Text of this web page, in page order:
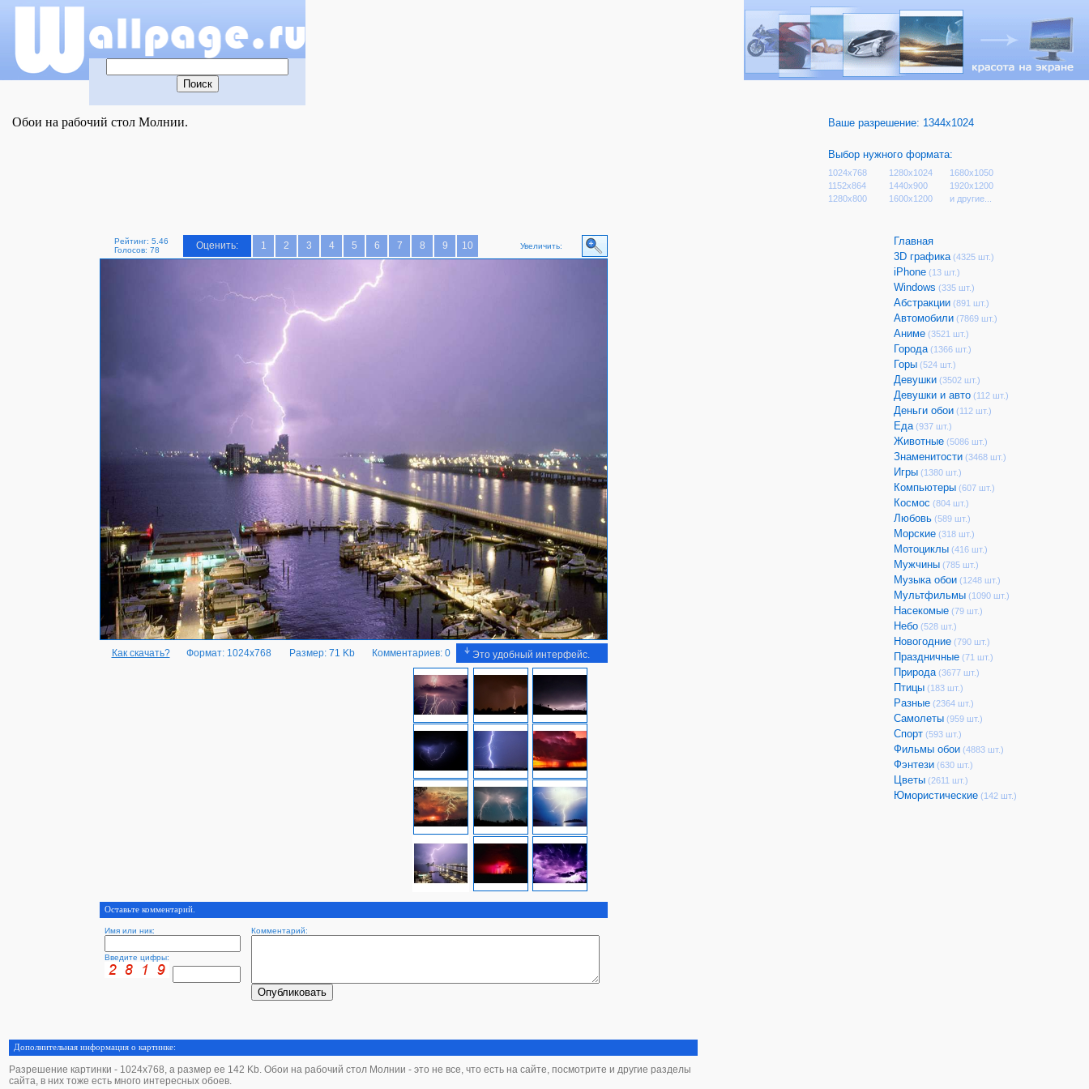
Обои на рабочий стол Молнии. Ваше разрешение: 1344x1024
Выбор нужного формата:
1024x768 1280x1024
1680x1050
1152x864
1440x900
1920x1200
1280x800
1600x1200 и другие...
Рейтинг: 5.46
Голосов: 78
Оценить: 1 2 3 4 5 6 7 8 9 10 Увеличить:
Как скачать? Формат: 1024x768 Размер: 71 Kb Комментариев: 0 Это удобный интерфейс.
Оставьте комментарий.
Имя или ник: Комментарий:
Введите цифры:
Дополнительная информация о картинке:
Разрешение картинки - 1024х768, а размер ее 142 Kb. Обои на рабочий стол Молнии - это не все, что есть на сайте, посмотрите и другие разделы
сайта, в них тоже есть много интересных обоев.
Главная
3D графика (4325 шт.)
iPhone (13 шт.)
Windows (335 шт.)
Абстракции (891 шт.)
Автомобили (7869 шт.)
Аниме (3521 шт.)
Города (1366 шт.)
Горы (524 шт.)
Девушки (3502 шт.)
Девушки и авто (112 шт.)
Деньги обои (112 шт.)
Еда (937 шт.)
Животные (5086 шт.)
Знаменитости (3468 шт.)
Игры (1380 шт.)
Компьютеры (607 шт.)
Космос (804 шт.)
Любовь (589 шт.)
Морские (318 шт.)
Мотоциклы (416 шт.)
Мужчины (785 шт.)
Музыка обои (1248 шт.)
Мультфильмы (1090 шт.)
Насекомые (79 шт.)
Небо (528 шт.)
Новогодние (790 шт.)
Праздничные (71 шт.)
Природа (3677 шт.)
Птицы (183 шт.)
Разные (2364 шт.)
Самолеты (959 шт.)
Спорт (593 шт.)
Фильмы обои (4883 шт.)
Фэнтези (630 шт.)
Цветы (2611 шт.)
Юмористические (142 шт.)